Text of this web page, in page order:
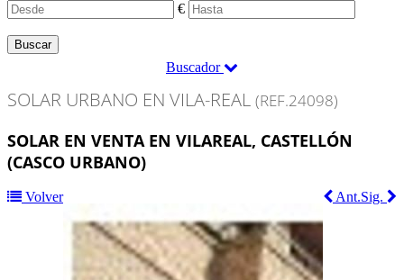
€
Buscar
Buscador
SOLAR URBANO EN VILA-REAL (REF.24098)
SOLAR EN VENTA EN VILAREAL, CASTELLÓN
(CASCO URBANO)
Volver Sig.
Ant.